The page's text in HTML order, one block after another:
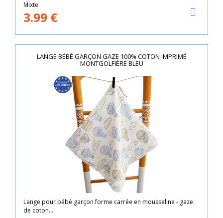
Mixte
3.99 €
LANGE BÉBÉ GARÇON GAZE 100% COTON IMPRIMÉ
MONTGOLFIÈRE BLEU
Lange pour bébé garçon forme carrée en mousseline - gaze
de coton...